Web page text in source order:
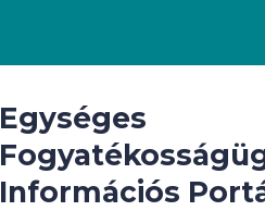
Egységes
Információs